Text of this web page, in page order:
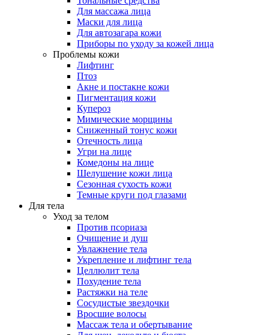
Для массажа лица
Маски для лица
Для автозагара кожи
Приборы по уходу за кожей лица
Проблемы кожи
Лифтинг
Птоз
Акне и постакне кожи
Пигментация кожи
Купероз
Мимические морщины
Сниженный тонус кожи
Отечность лица
Угри на лице
Комедоны на лице
Шелушение кожи лица
Сезонная сухость кожи
Темные круги под глазами
Для тела
Уход за телом
Против псориаза
Очищение и душ
Увлажнение тела
Укрепление и лифтинг тела
Целлюлит тела
Похудение тела
Растяжки на теле
Сосудистые звездочки
Вросшие волосы
Массаж тела и обертывание